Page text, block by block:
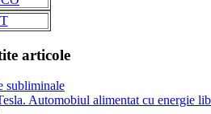
articole
subliminale
Automobiul alimentat cu energie